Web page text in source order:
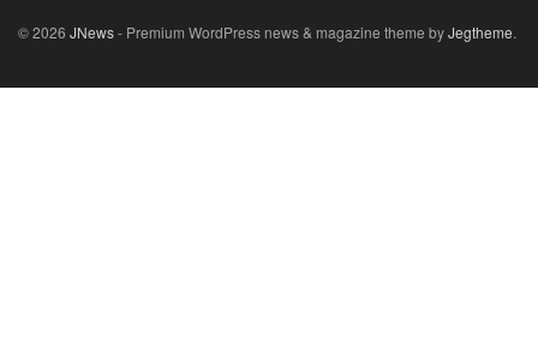
© 2026 JNews- Premium WordPress news & magazine theme byJegtheme.